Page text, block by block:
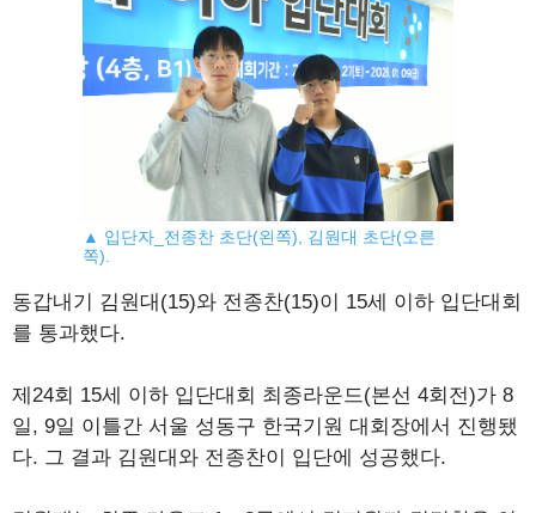
▲ 입단자_전종찬 초단(왼쪽), 김원대 초단(오른
쪽).
동갑내기 김원대(15)와 전종찬(15)이 15세 이하 입단대회
를 통과했다.
제24회 15세 이하 입단대회 최종라운드(본선 4회전)가 8
일, 9일 이틀간 서울 성동구 한국기원 대회장에서 진행됐
다. 그 결과 김원대와 전종찬이 입단에 성공했다.